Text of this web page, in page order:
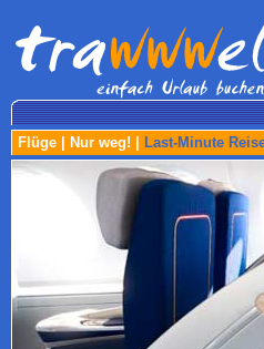
Flüge
Nur weg! Last-Minute